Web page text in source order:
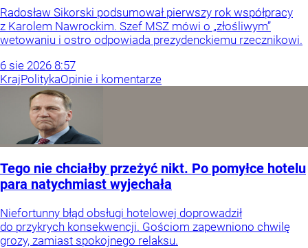
Radosław Sikorski podsumował pierwszy rok współpracy
z Karolem Nawrockim. Szef MSZ mówi o „złośliwym”
wetowaniu i ostro odpowiada prezydenckiemu rzecznikowi.
6 sie 2026 8:57
KrajPolitykaOpinie i komentarze
Tego nie chciałby przeżyć nikt. Po pomyłce hotelu
para natychmiast wyjechała
Niefortunny błąd obsługi hotelowej doprowadził
do przykrych konsekwencji. Gościom zapewniono chwilę
grozy, zamiast spokojnego relaksu.